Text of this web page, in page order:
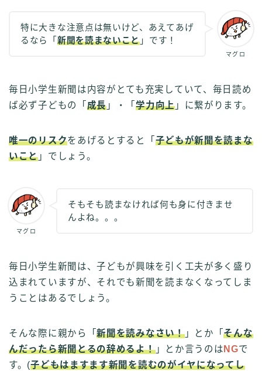
マグロ
特に大きな注意点は無いけど、あえてあげ
るなら「 新聞を読まないこと 」です！
毎日小学生新聞は内容がとても充実していて、毎日読め
ば必ず子どもの「 成長 」・「学力向上」に繋がります。
唯一のリスクをあげるとすると「 子どもが新聞を読まな
いこと 」でしょう。
マグロ
そもそも読まなければ何も身に付きませ
んよね。。。
毎日小学生新聞は、子どもが興味を引く工夫が多く盛り
込まれていますが、それでも新聞を読まなくなってしま
うことはあるでしょう。
そんな際に親から「新聞を読みなさい！」とか「そんな
んだったら新聞とるの辞めるよ！」とか言うのは NGで
す。(子どもはますます新聞を読むのがイヤになってし